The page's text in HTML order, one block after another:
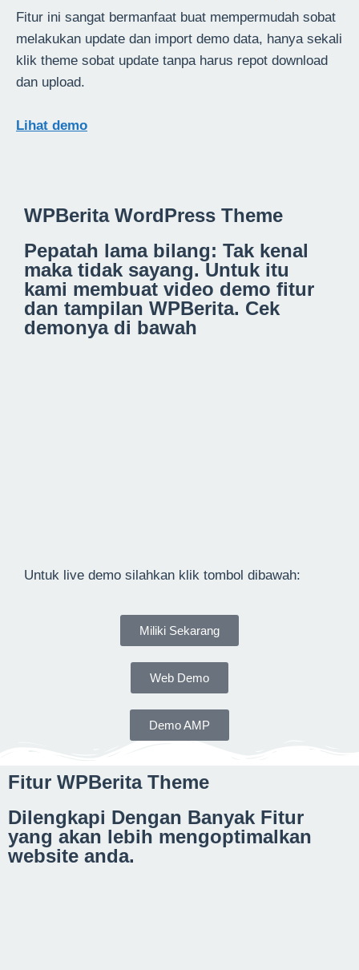
Fitur ini sangat bermanfaat buat mempermudah sobat
melakukan update dan import demo data, hanya sekali
klik theme sobat update tanpa harus repot download
dan upload.
Lihat demo
WPBerita WordPress Theme
Pepatah lama bilang: Tak kenal
maka tidak sayang. Untuk itu
kami membuat video demo fitur
dan tampilan WPBerita. Cek
demonya di bawah
Untuk live demo silahkan klik tombol dibawah:
Miliki Sekarang
Web Demo
Demo AMP
Fitur WPBerita Theme
Dilengkapi Dengan Banyak Fitur
yang akan lebih mengoptimalkan
website anda.